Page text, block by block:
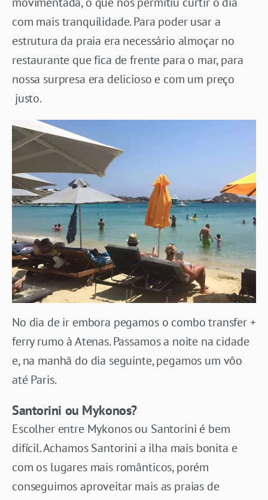
com mais tranquilidade. Para poder usar a
estrutura da praia era necessário almoçar no
restaurante que fica de frente para o mar, para
nossa surpresa era delicioso e com um preço
justo.
No dia de ir embora pegamos o combo transfer +
ferry rumo à Atenas. Passamos a noite na cidade
e, na manhã do dia seguinte, pegamos um vôo
até Paris.
Santorini ou Mykonos?
Escolher entre Mykonos ou Santorini é bem
difícil. Achamos Santorini a ilha mais bonita e
com os lugares mais românticos, porém
conseguimos aproveitar mais as praias de